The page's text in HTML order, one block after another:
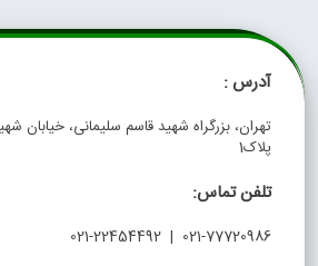
آدرس :
تهران، بزرگراه شهید قاسم سلیمانی، خیابان
پلاک1
تلفن تماس:
021-77720986 | 021-22454492